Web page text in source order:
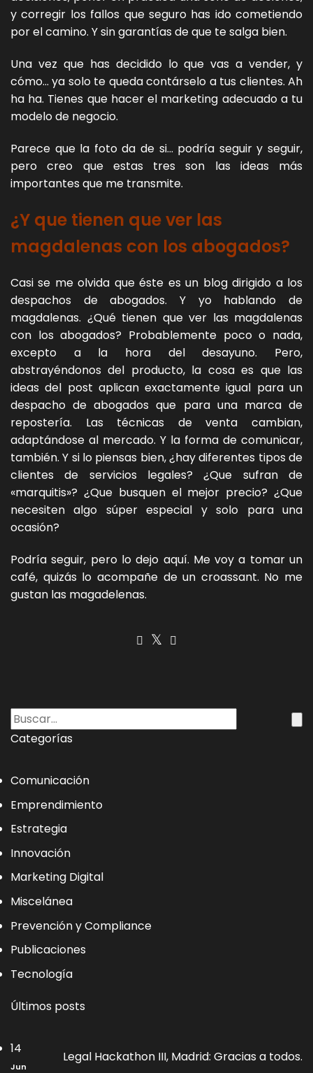
y corregir los fallos que seguro has ido cometiendo
por el camino. Y sin garantías de que te salga bien.
Una vez que has decidido lo que vas a vender, y
cómo… ya solo te queda contárselo a tus clientes. Ah
ha ha. Tienes que hacer el marketing adecuado a tu
modelo de negocio.
Parece que la foto da de si… podría seguir y seguir,
pero creo que estas tres son las ideas más
importantes que me transmite.
¿Y que tienen que ver las
magdalenas con los abogados?
Casi se me olvida que éste es un blog dirigido a los
despachos de abogados. Y yo hablando de
magdalenas. ¿Qué tienen que ver las magdalenas
con los abogados? Probablemente poco o nada,
excepto a la hora del desayuno. Pero,
abstrayéndonos del producto, la cosa es que las
ideas del post aplican exactamente igual para un
despacho de abogados que para una marca de
repostería. Las técnicas de venta cambian,
adaptándose al mercado. Y la forma de comunicar,
también. Y si lo piensas bien, ¿hay diferentes tipos de
clientes de servicios legales? ¿Que sufran de
«marquitis»? ¿Que busquen el mejor precio? ¿Que
necesiten algo súper especial y solo para una
ocasión?
Podría seguir, pero lo dejo aquí. Me voy a tomar un
café, quizás lo acompañe de un croassant. No me
gustan las magadelenas.
Categorías
Comunicación
Emprendimiento
Estrategia
Innovación
Marketing Digital
Miscelánea
Prevención y Compliance
Publicaciones
Tecnología
Últimos posts
14
Jun
Legal Hackathon III, Madrid: Gracias a todos.